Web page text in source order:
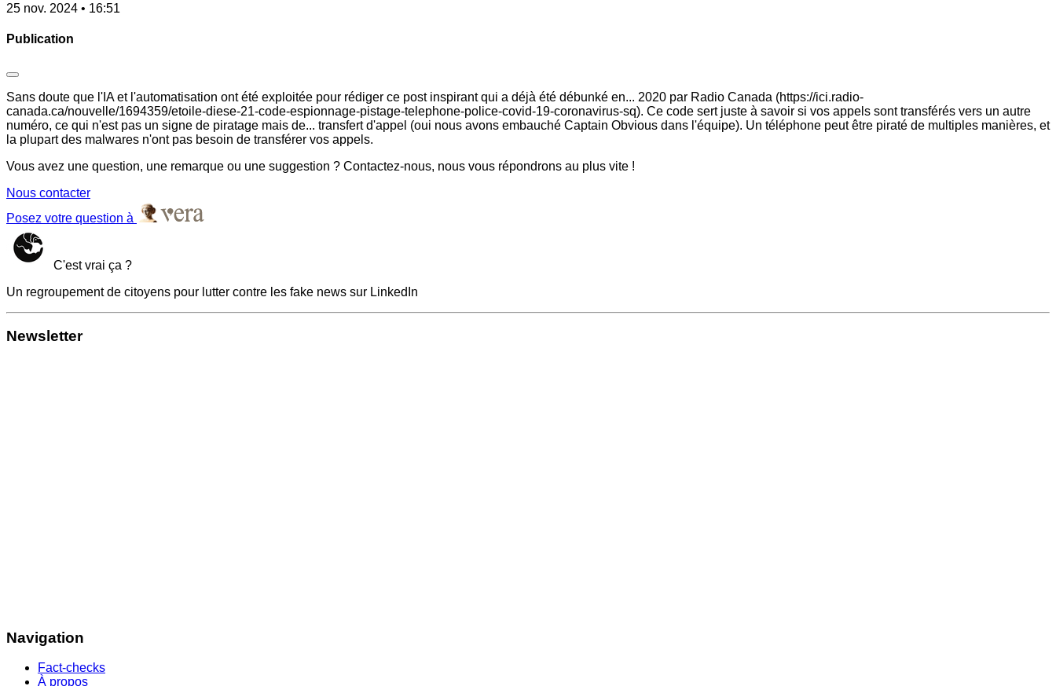
25 nov. 2024 • 16:51
Publication
Sans doute que l'IA et l'automatisation ont été exploitée pour rédiger ce post inspirant qui a déjà été débunké en... 2020 par Radio Canada (https://ici.radio-
canada.ca/nouvelle/1694359/etoile-diese-21-code-espionnage-pistage-telephone-police-covid-19-coronavirus-sq). Ce code sert juste à savoir si vos appels sont transférés vers un autre
numéro, ce qui n'est pas un signe de piratage mais de... transfert d'appel (oui nous avons embauché Captain Obvious dans l'équipe). Un téléphone peut être piraté de multiples manières, et
la plupart des malwares n'ont pas besoin de transférer vos appels.
Vous avez une question, une remarque ou une suggestion ? Contactez-nous, nous vous répondrons au plus vite !
Nous contacter
Posez votre question à
C'est vrai ça ?
Un regroupement de citoyens pour lutter contre les fake news sur LinkedIn
Newsletter
Navigation
Fact-checks
À propos